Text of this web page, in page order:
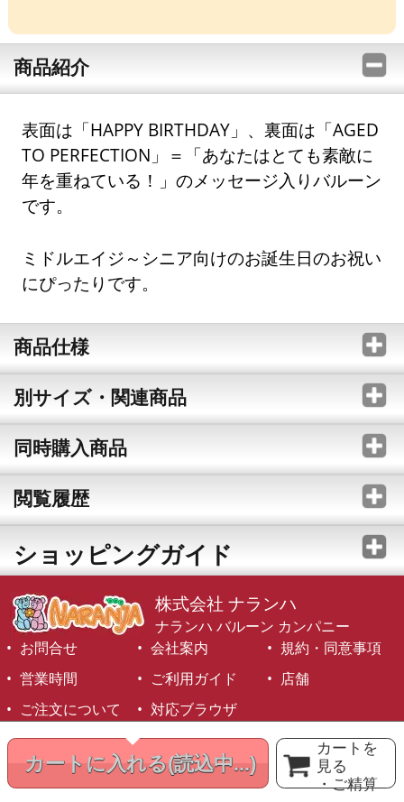
カートに入れる(読込中...)
カートを
見る
・ご精算
商品紹介
表面は「HAPPY BIRTHDAY」、裏面は「AGED
TO PERFECTION」＝「あなたはとても素敵に
年を重ねている！」のメッセージ入りバルーン
です。
ミドルエイジ～シニア向けのお誕生日のお祝い
にぴったりです。
商品仕様
別サイズ・関連商品
同時購入商品
閲覧履歴
ショッピングガイド
株式会社 ナランハ
ナランハ バルーン カンパニー
お問合せ
会社案内
規約・同意事項
営業時間
ご利用ガイド
店舗
ご注文について
対応ブラウザ
©1999-2026 NARANJA Inc. All Rights Reserved.